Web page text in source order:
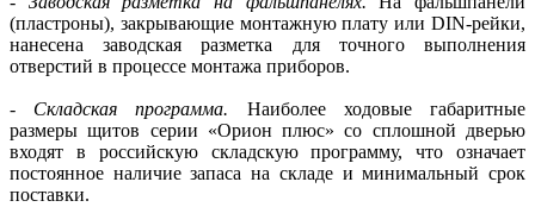
(пластроны), закрывающие монтажную плату или DIN-рейки,
нанесена заводская разметка для точного выполнения
отверстий в процессе монтажа приборов.
- Складская программа. Наиболее ходовые габаритные
размеры щитов серии «Орион плюс» со сплошной дверью
входят в российскую складскую программу, что означает
постоянное наличие запаса на складе и минимальный срок
поставки.